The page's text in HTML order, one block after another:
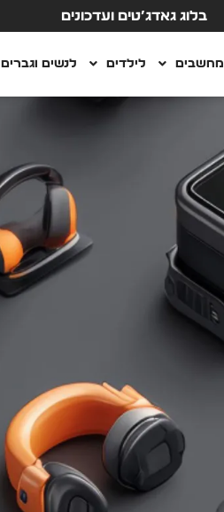
בלוג גאדג’טים ועדכונים
מחשבים לילדים לנשים וגברים